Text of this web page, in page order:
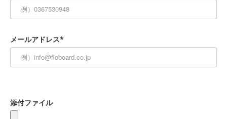
メールアドレス*
添付ファイル